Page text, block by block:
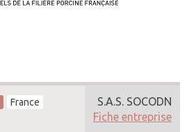
France
S.A.S. SOCODN
Fiche entreprise